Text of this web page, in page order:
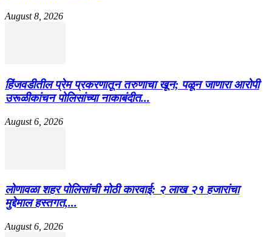
August 8, 2026
हिंजवडीतील प्रेम प्रकरणातून तरुणाचा खून; पळून जाणारा आरोपी
उरूळीकांचन पोलिसांच्या नाकाबंदीत...
August 6, 2026
लोणावळा शहर पोलिसांची मोठी कारवाई: २ लाख २१ हजारांचा
मुद्देमाल हस्तगत,...
August 6, 2026